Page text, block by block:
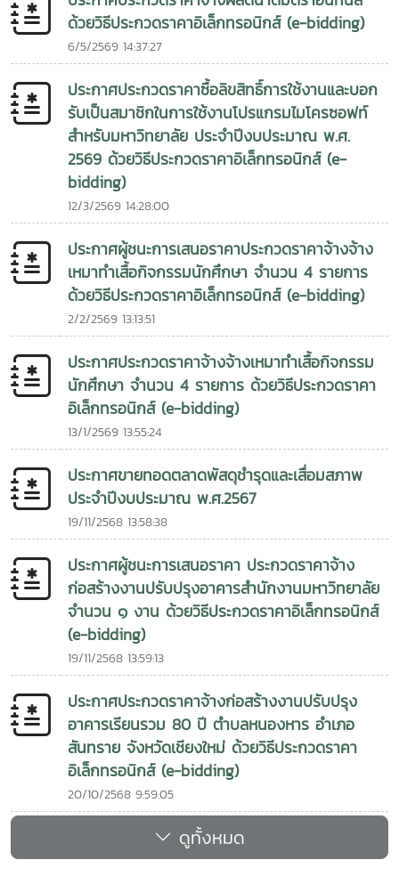
ด้วยวิธีประกวดราคาอิเล็กทรอนิกส์ (e-bidding)
6/5/2569 14:37:27
ประกาศประกวดราคาซื้อลิขสิทธิ์การใช้งานและบอก
รับเป็นสมาชิกในการใช้งานโปรแกรมไมโครซอฟท์
สำหรับมหาวิทยาลัย ประจำปีงบประมาณ พ.ศ.
2569 ด้วยวิธีประกวดราคาอิเล็กทรอนิกส์ (e-
bidding)
12/3/2569 14:28:00
ประกาศผู้ชนะการเสนอราคาประกวดราคาจ้างจ้าง
เหมาทำเสื้อกิจกรรมนักศึกษา จำนวน 4 รายการ
ด้วยวิธีประกวดราคาอิเล็กทรอนิกส์ (e-bidding)
2/2/2569 13:13:51
ประกาศประกวดราคาจ้างจ้างเหมาทำเสื้อกิจกรรม
นักศึกษา จำนวน 4 รายการ ด้วยวิธีประกวดราคา
อิเล็กทรอนิกส์ (e-bidding)
13/1/2569 13:55:24
ประกาศขายทอดตลาดพัสดุชำรุดและเสื่อมสภาพ
ประจำปีงบประมาณ พ.ศ.2567
19/11/2568 13:58:38
ประกาศผู้ชนะการเสนอราคา ประกวดราคาจ้าง
ก่อสร้างงานปรับปรุงอาคารสำนักงานมหาวิทยาลัย
จำนวน ๑ งาน ด้วยวิธีประกวดราคาอิเล็กทรอนิกส์
(e-bidding)
19/11/2568 13:59:13
ประกาศประกวดราคาจ้างก่อสร้างงานปรับปรุง
อาคารเรียนรวม 80 ปี ตำบลหนองหาร อำเภอ
สันทราย จังหวัดเชียงใหม่ ด้วยวิธีประกวดราคา
อิเล็กทรอนิกส์ (e-bidding)
20/10/2568 9:59:05
ดูทั้งหมด